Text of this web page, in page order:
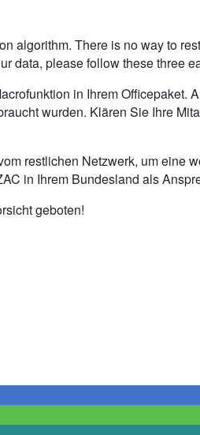
algorithm. There is no way to
data, please follow these three
in Ihrem Officepaket.
wurden. Klären Sie Ihre
restlichen Netzwerk, um eine
in Ihrem Bundesland als
geboten!